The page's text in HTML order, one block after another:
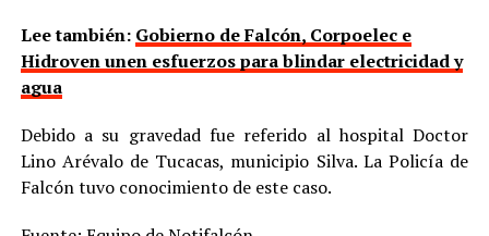
Lee también: Gobierno de Falcón, Corpoelec e
Hidroven unen esfuerzos para blindar electricidad y
agua
Debido a su gravedad fue referido al hospital Doctor
Lino Arévalo de Tucacas, municipio Silva. La Policía de
Falcón tuvo conocimiento de este caso.